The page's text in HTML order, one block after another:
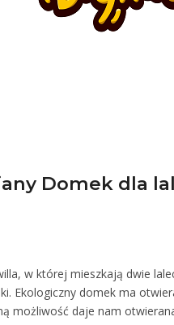
Domek dla
w której mieszkają dwie
Ekologiczny domek ma
możliwość daje nam